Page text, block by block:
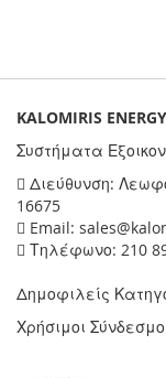
KALOMIRIS
Συστήματα
Διεύθυνση:
16675
Email:
Τηλέφωνο: 210
Δημοφιλείς
Χρήσιμοι